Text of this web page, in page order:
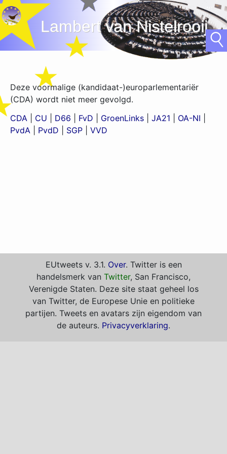
Lambert van Nistelrooij- EU
Deze voormalige (kandidaat-)europarlementariër
(CDA) wordt niet meer gevolgd.
CDA
CU D66 FvD GroenLinks JA21 OA-NI
PvdA
PvdD SGP VVD
EUtweets v. 3.1. Over. Twitter is een
handelsmerk van Twitter, San Francisco,
Verenigde Staten. Deze site staat geheel los
van Twitter, de Europese Unie en politieke
partijen. Tweets en avatars zijn eigendom van
de auteurs. Privacyverklaring.